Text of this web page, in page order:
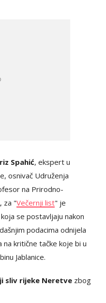
Spahić, ekspert u
osnivač Udruženja
na Prirodno-
za "Večernji list" je
se postavljaju nakon
podacima odnijela
kritične tačke koje bi u
Jablanice.
sliv rijeke Neretve zbog